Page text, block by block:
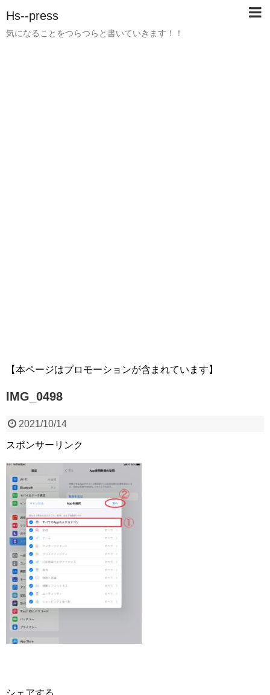
Hs--press
気になることをつらつらと書いていきます！！
【本ページはプロモーションが含まれています】
IMG_0498
2021/10/14
スポンサーリンク
シェアする